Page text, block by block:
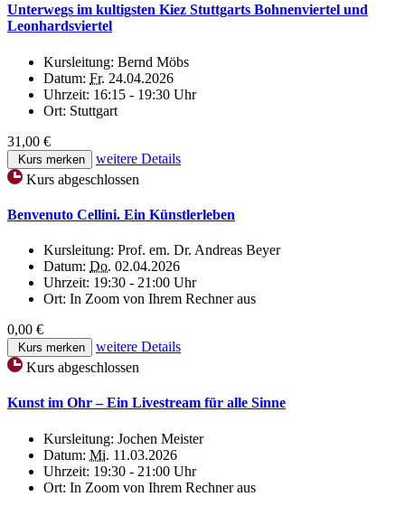
Unterwegs im kultigsten Kiez Stuttgarts Bohnenviertel und
Leonhardsviertel
Kursleitung: Bernd Möbs
Datum: Fr. 24.04.2026
Uhrzeit: 16:15 - 19:30 Uhr
Ort: Stuttgart
31,00 €
Kurs merken
weitere Details
Kurs abgeschlossen
Benvenuto Cellini. Ein Künstlerleben
Kursleitung: Prof. em. Dr. Andreas Beyer
Datum: Do. 02.04.2026
Uhrzeit: 19:30 - 21:00 Uhr
Ort: In Zoom von Ihrem Rechner aus
0,00 €
Kurs merken
weitere Details
Kurs abgeschlossen
Kunst im Ohr – Ein Livestream für alle Sinne
Kursleitung: Jochen Meister
Datum: Mi. 11.03.2026
Uhrzeit: 19:30 - 21:00 Uhr
Ort: In Zoom von Ihrem Rechner aus